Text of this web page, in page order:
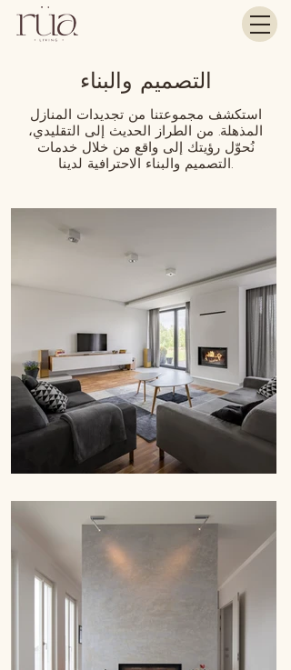
التصميم والبناء
استكشف مجموعتنا من تجديدات المنازل
المذهلة. من الطراز الحديث إلى التقليدي،
نُحوّل رؤيتك إلى واقع من خلال خدمات
التصميم والبناء الاحترافية لدينا.